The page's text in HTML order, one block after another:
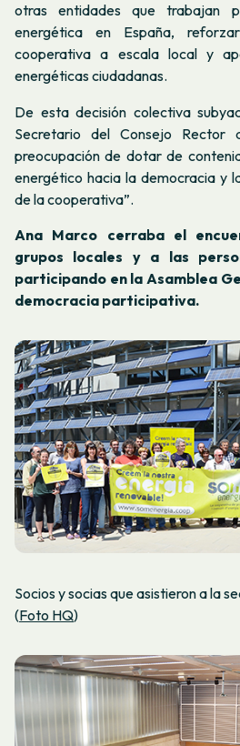
otras entidades que trabajan
energética en España,
cooperativa a escala local y
energéticas ciudadanas.
De esta decisión colectiva
Secretario del Consejo Rector
preocupación de dotar de
energético hacia la democracia y
de la cooperativa”.
Ana Marco cerraba el
grupos locales y a las
participando en la Asamblea
democracia participativa.
Socios y socias que asistieron a la
(Foto HQ)